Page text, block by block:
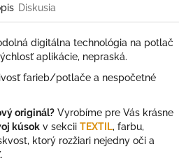
Diskusia
digitálna technológia na potlač
aplikácie, nepraská.
farieb/potlače a nespočetné
originál? Vyrobíme pre Vás krásne
kúsok v sekcii TEXTIL, farbu,
ktorý rozžiari nejedny oči a